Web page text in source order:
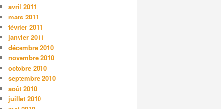
avril 2011
mars 2011
février 2011
janvier 2011
décembre 2010
novembre 2010
octobre 2010
septembre 2010
août 2010
juillet 2010